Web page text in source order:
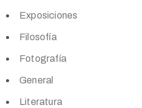
Exposiciones
Filosofía
Fotografía
General
Literatura